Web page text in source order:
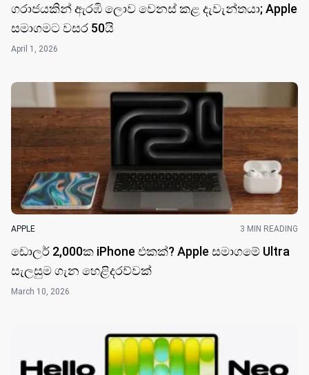
ගරාජයකින් ඇරඹි ලොව වෙනස් කළ දැවැන්තයා; Apple
සමාගමට වසර 50​යි
April 1, 2026
APPLE 3 MIN READING
ඩොලර් 2,000ක iPhone එකක්? Apple සමාගමේ Ultra
සැලසුම ගැන හෙළිදරව්වක්
March 10, 2026